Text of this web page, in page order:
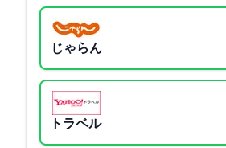
じゃらん
Yahoo!トラベル